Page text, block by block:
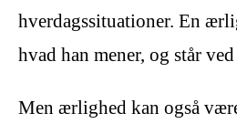
hverdagssituationer. En
hvad han mener, og står
Men ærlighed kan også